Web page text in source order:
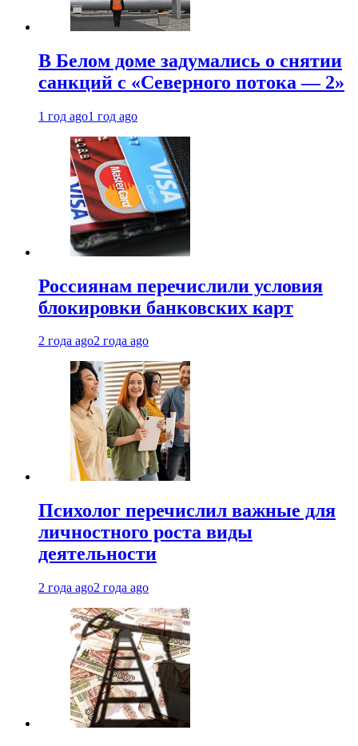
В Белом доме задумались о снятии
санкций с «Северного потока — 2»
1 год ago1 год ago
Россиянам перечислили условия
блокировки банковских карт
2 года ago2 года ago
Психолог перечислил важные для
личностного роста виды
деятельности
2 года ago2 года ago